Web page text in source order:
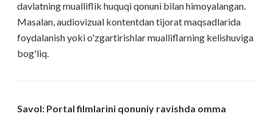
davlatning mualliflik huquqi qonuni bilan himoyalangan.
Masalan, audiovizual kontentdan tijorat maqsadlarida
foydalanish yoki o'zgartirishlar mualliflarning kelishuviga
bog'liq.
Savol: Portal filmlarini qonuniy ravishda omma